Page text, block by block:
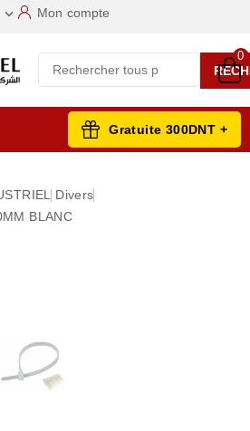
 Mon compte
0
Gratuite 300DNT +
Divers
BLANC